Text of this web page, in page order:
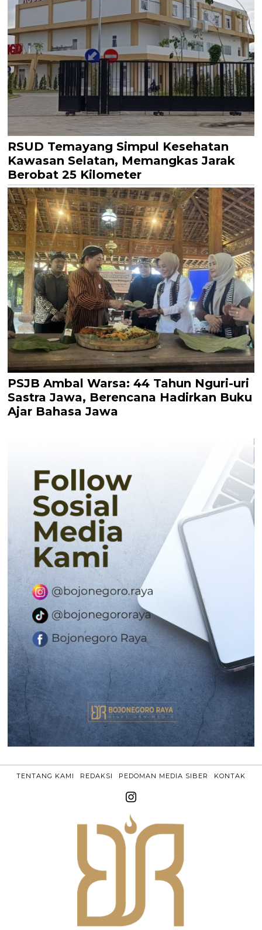
RSUD Temayang Simpul Kesehatan
Kawasan Selatan, Memangkas Jarak
Berobat 25 Kilometer
PSJB Ambal Warsa: 44 Tahun Nguri-uri
Sastra Jawa, Berencana Hadirkan Buku
Ajar Bahasa Jawa
TENTANG KAMI REDAKSI PEDOMAN MEDIA SIBER KONTAK